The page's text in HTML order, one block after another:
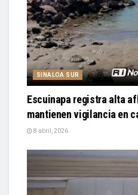
SINALOA SUR
Escuinapa registra alta
mantienen vigilancia en
8 abril, 2026